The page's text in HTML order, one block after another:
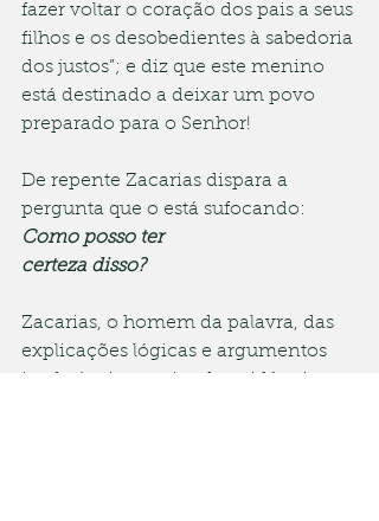
fazer voltar o coração dos pais a seus
filhos e os desobedientes à sabedoria
dos justos”; e diz que este menino
está destinado a deixar um povo
preparado para o Senhor!
De repente Zacarias dispara a
pergunta que o está sufocando:
Como posso ter
certeza disso?
Zacarias, o homem da palavra, das
explicações lógicas e argumentos